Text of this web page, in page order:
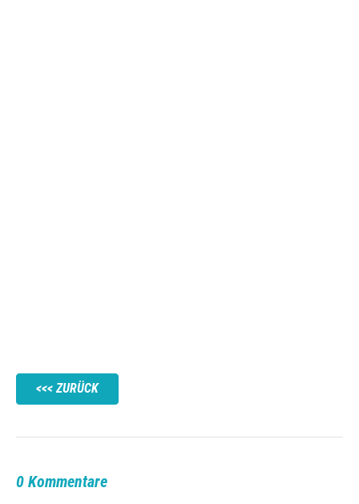
ZURÜCK
0 Kommentare